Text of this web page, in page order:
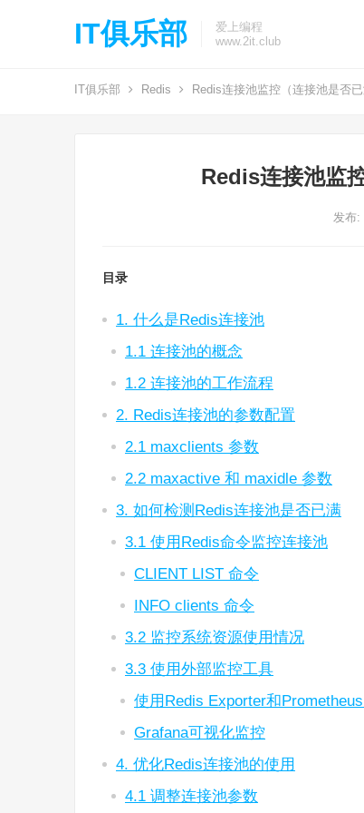
IT俱乐部
爱上编程
www.2it.club
IT俱乐部 Redis Redis连接池监控（连接池是否
Redis连接池监
发布:
目录
1. 什么是Redis连接池
1.1 连接池的概念
1.2 连接池的工作流程
2. Redis连接池的参数配置
2.1 maxclients 参数
2.2 maxactive 和 maxidle 参数
3. 如何检测Redis连接池是否已满
3.1 使用Redis命令监控连接池
CLIENT LIST 命令
INFO clients 命令
3.2 监控系统资源使用情况
3.3 使用外部监控工具
使用Redis Exporter和
Grafana可视化监控
4. 优化Redis连接池的使用
4.1 调整连接池参数